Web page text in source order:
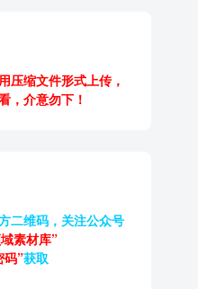
压缩文件形式上传，
，介意勿下！
二维码，关注公众号
材库”
码”获取